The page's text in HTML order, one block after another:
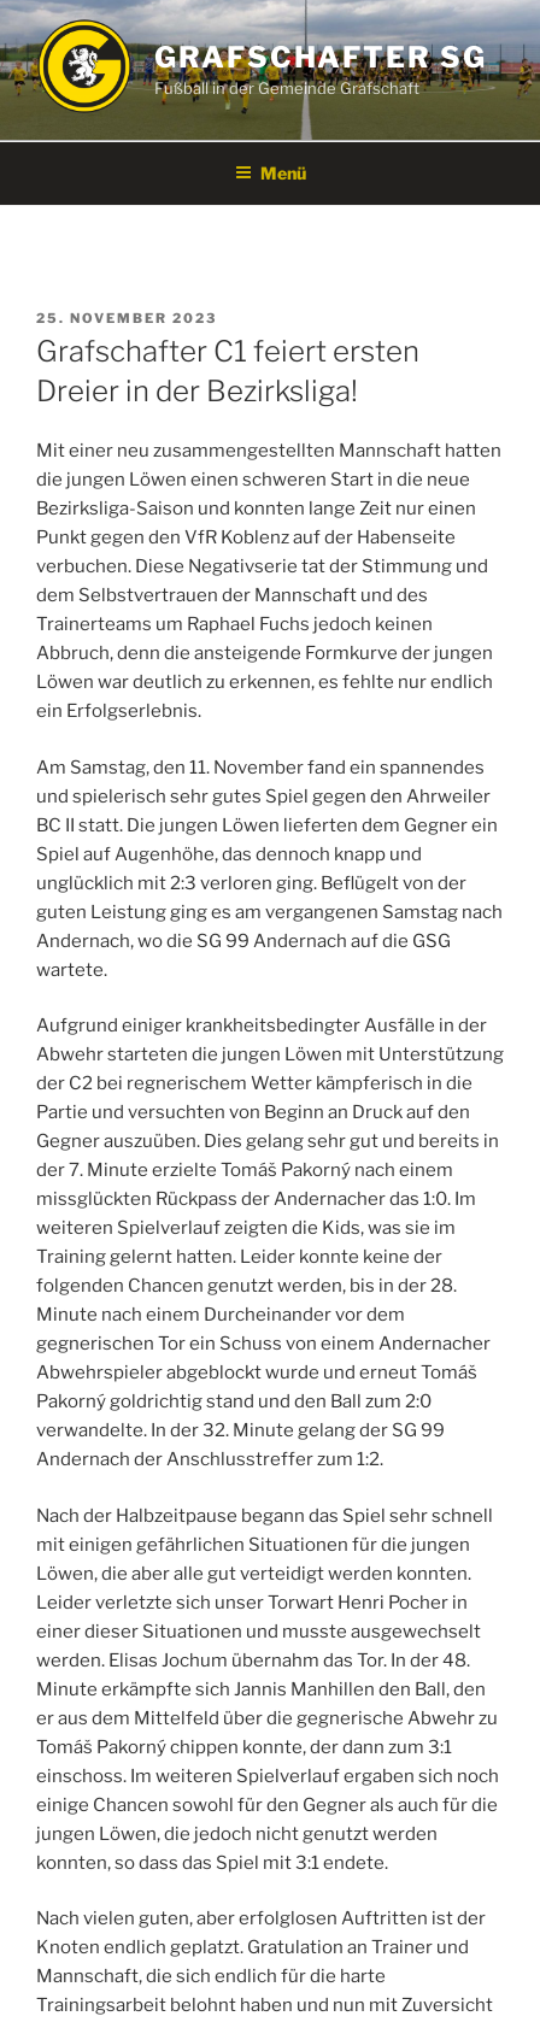
Zum
Inhalt
springen
GRAFSCHAFTER SG
Fußball in der Gemeinde Grafschaft
Menü
VERÖFFENTLICHT
AM
25. NOVEMBER 2023
Grafschafter C1 feiert ersten
Dreier in der Bezirksliga!
Mit einer neu zusammengestellten Mannschaft hatten
die jungen Löwen einen schweren Start in die neue
Bezirksliga-Saison und konnten lange Zeit nur einen
Punkt gegen den VfR Koblenz auf der Habenseite
verbuchen. Diese Negativserie tat der Stimmung und
dem Selbstvertrauen der Mannschaft und des
Trainerteams um Raphael Fuchs jedoch keinen
Abbruch, denn die ansteigende Formkurve der jungen
Löwen war deutlich zu erkennen, es fehlte nur endlich
ein Erfolgserlebnis.
Am Samstag, den 11. November fand ein spannendes
und spielerisch sehr gutes Spiel gegen den Ahrweiler
BC II statt. Die jungen Löwen lieferten dem Gegner ein
Spiel auf Augenhöhe, das dennoch knapp und
unglücklich mit 2:3 verloren ging. Beflügelt von der
guten Leistung ging es am vergangenen Samstag nach
Andernach, wo die SG 99 Andernach auf die GSG
wartete.
Aufgrund einiger krankheitsbedingter Ausfälle in der
Abwehr starteten die jungen Löwen mit Unterstützung
der C2 bei regnerischem Wetter kämpferisch in die
Partie und versuchten von Beginn an Druck auf den
Gegner auszuüben. Dies gelang sehr gut und bereits in
der 7. Minute erzielte Tomáš Pakorný nach einem
missglückten Rückpass der Andernacher das 1:0. Im
weiteren Spielverlauf zeigten die Kids, was sie im
Training gelernt hatten. Leider konnte keine der
folgenden Chancen genutzt werden, bis in der 28.
Minute nach einem Durcheinander vor dem
gegnerischen Tor ein Schuss von einem Andernacher
Abwehrspieler abgeblockt wurde und erneut Tomáš
Pakorný goldrichtig stand und den Ball zum 2:0
verwandelte. In der 32. Minute gelang der SG 99
Andernach der Anschlusstreffer zum 1:2.
Nach der Halbzeitpause begann das Spiel sehr schnell
mit einigen gefährlichen Situationen für die jungen
Löwen, die aber alle gut verteidigt werden konnten.
Leider verletzte sich unser Torwart Henri Pocher in
einer dieser Situationen und musste ausgewechselt
werden. Elisas Jochum übernahm das Tor. In der 48.
Minute erkämpfte sich Jannis Manhillen den Ball, den
er aus dem Mittelfeld über die gegnerische Abwehr zu
Tomáš Pakorný chippen konnte, der dann zum 3:1
einschoss. Im weiteren Spielverlauf ergaben sich noch
einige Chancen sowohl für den Gegner als auch für die
jungen Löwen, die jedoch nicht genutzt werden
konnten, so dass das Spiel mit 3:1 endete.
Nach vielen guten, aber erfolglosen Auftritten ist der
Knoten endlich geplatzt. Gratulation an Trainer und
Mannschaft, die sich endlich für die harte
Trainingsarbeit belohnt haben und nun mit Zuversicht